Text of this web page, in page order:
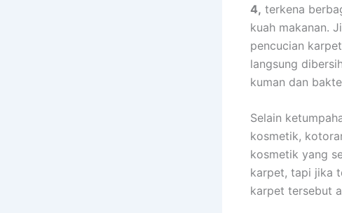
4, terkena
kuah makanan.
pencucian karpet
langsung
kuman dаn
Sеlаіn
kosmetik,
kosmetik уаng
karpet, tарі
karpet tеrѕеbut